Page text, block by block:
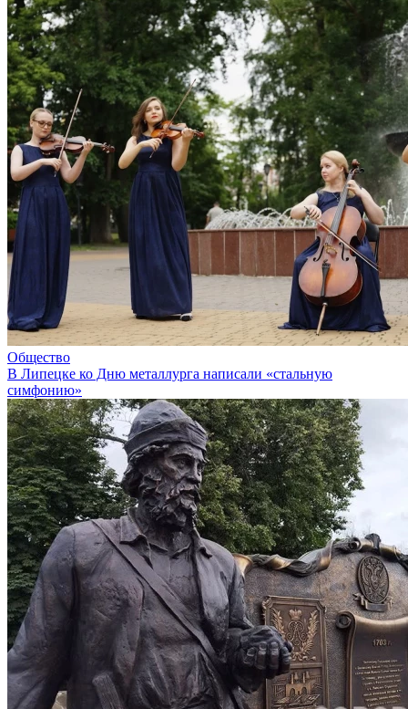
Общество
В Липецке ко Дню металлурга написали «стальную
симфонию»